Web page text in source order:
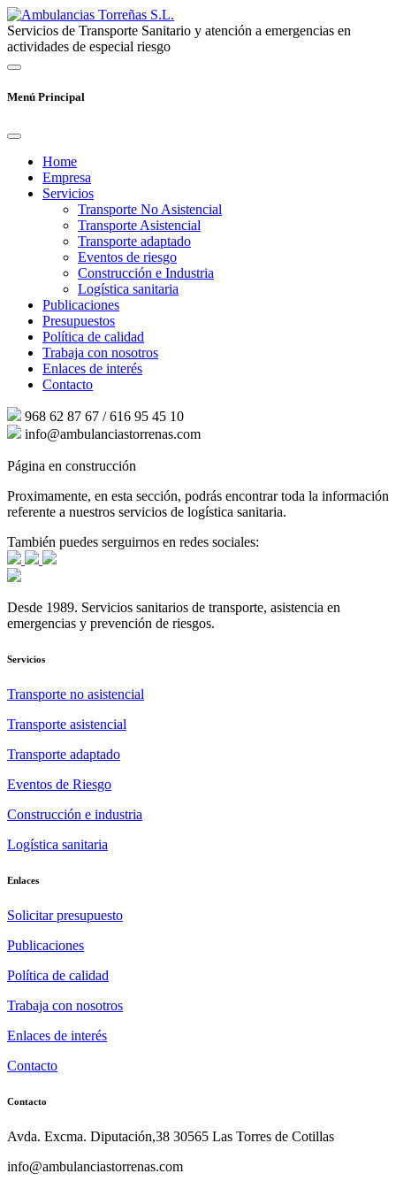
Servicios de Transporte Sanitario y atención a emergencias en
actividades de especial riesgo
Menú Principal
Home
Empresa
Servicios
Transporte No Asistencial
Transporte Asistencial
Transporte adaptado
Eventos de riesgo
Construcción e Industria
Logística sanitaria
Publicaciones
Presupuestos
Política de calidad
Trabaja con nosotros
Enlaces de interés
Contacto
968 62 87 67 / 616 95 45 10
info@ambulanciastorrenas.com
Página en construcción
Proximamente, en esta sección, podrás encontrar toda la información
referente a nuestros servicios de logística sanitaria.
También puedes serguirnos en redes sociales:
Desde 1989. Servicios sanitarios de transporte, asistencia en
emergencias y prevención de riesgos.
Servicios
Transporte no asistencial
Transporte asistencial
Transporte adaptado
Eventos de Riesgo
Construcción e industria
Logística sanitaria
Enlaces
Solicitar presupuesto
Publicaciones
Política de calidad
Trabaja con nosotros
Enlaces de interés
Contacto
Contacto
Avda. Excma. Diputación,38 30565 Las Torres de Cotillas
info@ambulanciastorrenas.com